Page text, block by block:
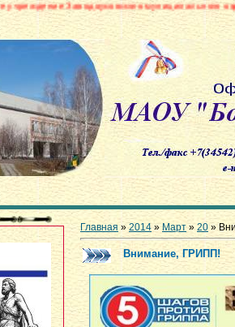
муниципального округа
Главная »2014 » Март » 20 »
Внимание, ГРИПП!